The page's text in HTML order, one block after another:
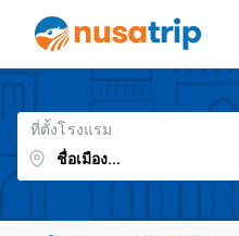
ที่ตั้งโรงแรม